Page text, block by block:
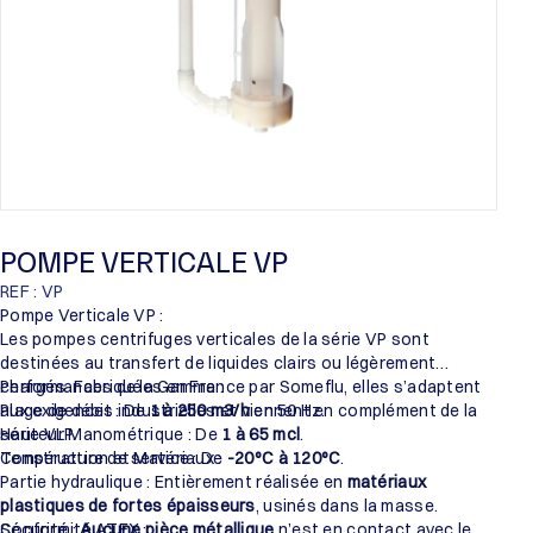
POMPE VERTICALE VP
REF : VP
Pompe Verticale VP :
Les pompes centrifuges verticales de la série VP sont
destinées au transfert de liquides clairs ou légèrement
chargés. Fabriquées en France par Someflu, elles s’adaptent
aux exigences industrielles et viennent en complément de la
série VLP.
Performances de la Gamme :
Plage de débit : De1 à 250 m3/hen 50 Hz.
Hauteur Manométrique : De 1 à 65 mcl.
Température de service : De -20°C à 120°C.
Construction et Matériaux :
Partie hydraulique : Entièrement réalisée en matériaux
plastiques de fortes épaisseurs, usinés dans la masse.